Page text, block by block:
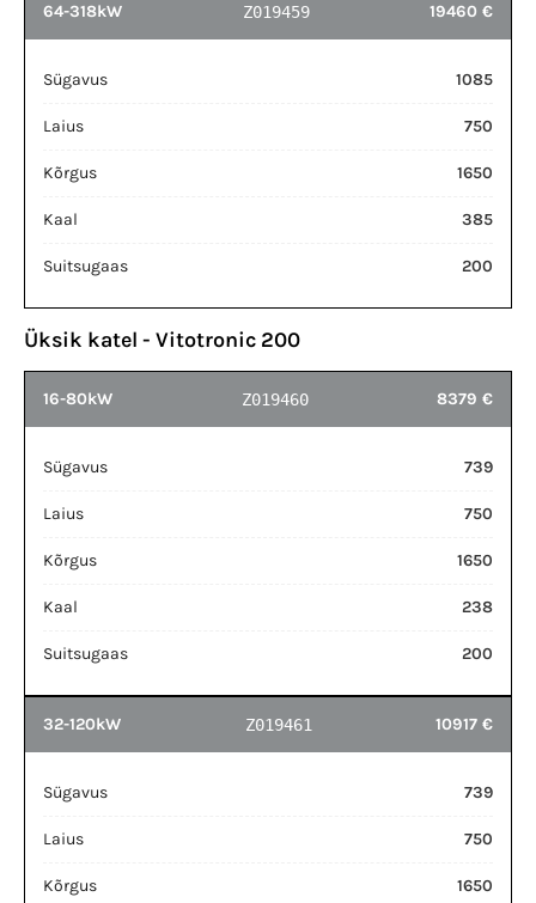
64-318kW Z019459 19460 €
Sügavus 1085
Laius 750
Kõrgus 1650
Kaal 385
Suitsugaas 200
Üksik katel - Vitotronic 200
16-80kW Z019460 8379 €
Sügavus 739
Laius 750
Kõrgus 1650
Kaal 238
Suitsugaas 200
32-120kW Z019461 10917 €
Sügavus 739
Laius 750
Kõrgus 1650